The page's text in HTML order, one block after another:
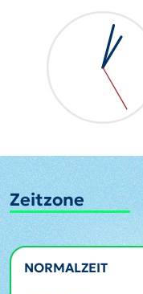
Zeitzone
NORMALZEIT